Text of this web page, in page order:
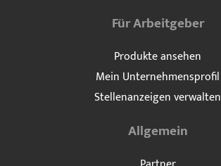
Für Arbeitgeber
Produkte ansehen
Mein Unternehmensprofil
Stellenanzeigen verwalten
Allgemein